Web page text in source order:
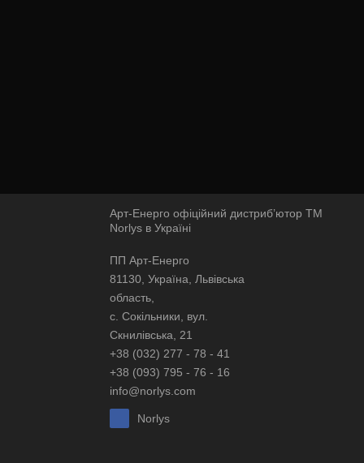
Арт-Енерго офіційний дистриб’ютор ТМ
Norlys в Україні
ПП Арт-Енерго
81130, Україна, Львівська
область,
с. Сокільники, вул.
Скнилівська, 21
+38 (032) 277 - 78 - 41
+38 (093) 795 - 76 - 16
info@norlys.com
Norlys